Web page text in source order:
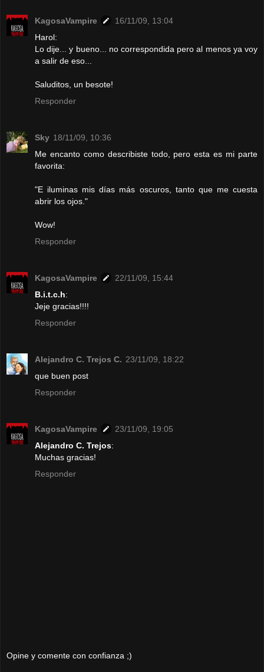
KagosaVampire
16/11/09, 13:04
Harol:
Lo dije... y bueno... no correspondida pero al menos ya voy
a salir de eso...
Saluditos, un besote!
Responder
Sky 18/11/09, 10:36
Me encanto como describiste todo, pero esta es mi parte
favorita:
"E iluminas mis días más oscuros, tanto que me cuesta
abrir los ojos."
Wow!
Responder
KagosaVampire
22/11/09, 15:44
B.i.t.c.h:
Jeje gracias!!!!
Responder
Alejandro C. Trejos C. 23/11/09, 18:22
que buen post
Responder
KagosaVampire
23/11/09, 19:05
Alejandro C. Trejos:
Muchas gracias!
Responder
Opine y comente con confianza ;)